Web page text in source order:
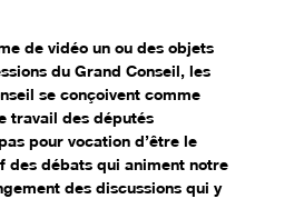
de vidéo un ou des objets
du Grand Conseil, les
se conçoivent comme
travail des députés
pour vocation d’être le
des débats qui animent notre
des discussions qui y